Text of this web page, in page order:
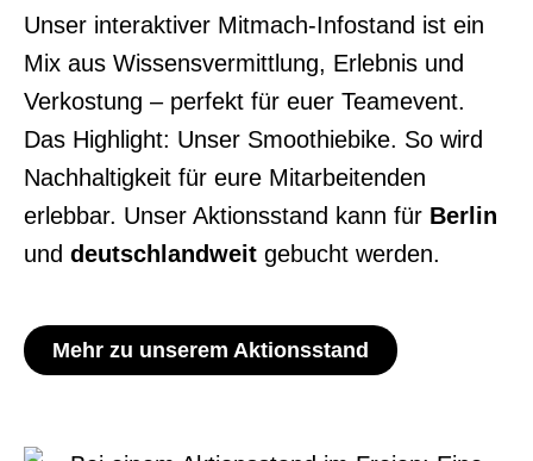
Unser interaktiver Mitmach-Infostand ist ein
Mix aus Wissensvermittlung, Erlebnis und
Verkostung – perfekt für euer Teamevent.
Das Highlight: Unser Smoothiebike. So wird
Nachhaltigkeit für eure Mitarbeitenden
erlebbar. Unser Aktionsstand kann für Berlin
und deutschlandweit gebucht werden.
Mehr zu unserem Aktionsstand